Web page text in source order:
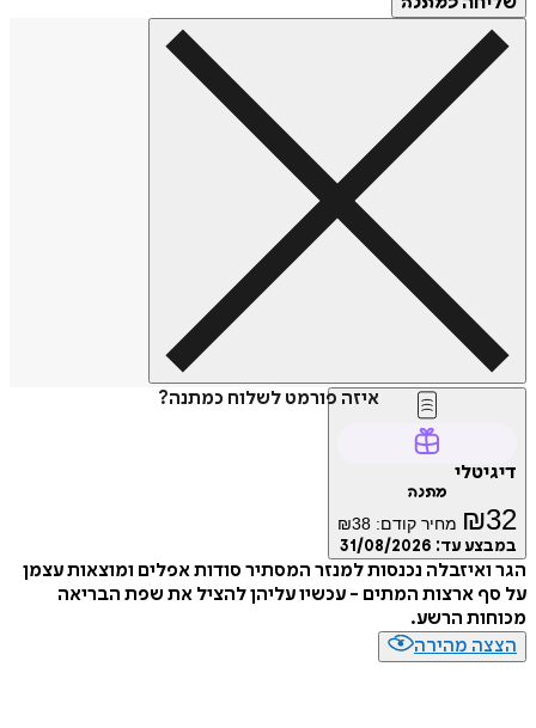
איזה פורמט לשלוח כמתנה?
דיגיטלי
מתנה
₪32 מחיר קודם: ₪38
במבצע עד: 31/08/2026
הגר ואיזבלה נכנסות למנזר המסתיר סודות אפלים ומוצאות עצמן
על סף ארצות המתים - עכשיו עליהן להציל את שפת הבריאה
מכוחות הרשע.
הצצה מהירה